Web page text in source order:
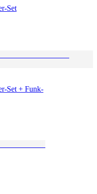
Set
Set + Funk-